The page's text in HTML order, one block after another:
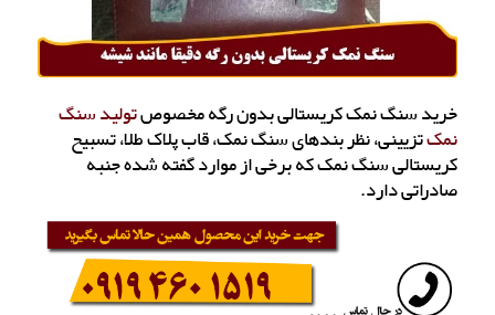
خرید سنگ نمک کریستالی بدون رگه مخصوصتولید سنگ
نمکتزیینی، نظر بندهای سنگ نمک، قاب پلاک طلا، تسبیح
کریستالی سنگ نمک که برخی از موارد گفته شده جنبه
صادراتی دارد.